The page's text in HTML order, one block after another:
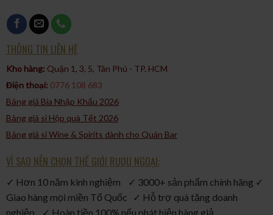
THÔNG TIN LIÊN HỆ
Kho hàng: Quận 1, 3, 5, Tân Phú - TP. HCM​
Điện thoại: 0776 108 683
Bảng giá Bia Nhập Khẩu 2026
Bảng giá sỉ Hộp quà Tết 2026
Bảng giá sỉ Wine & Spirits dành cho Quán Bar
VÌ SAO NÊN CHỌN THẾ GIỚI RƯỢU NGOẠI:
✓ Hơn 10 năm kinh nghiệm ✓ 3000+ sản phẩm chính hãng ✓
Giao hàng mọi miền Tổ Quốc ✓ Hỗ trợ quà tặng doanh
nghiệp ✓ Hoàn tiền 100% nếu phát hiện hàng giả